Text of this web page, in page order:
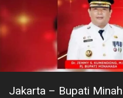
Jakarta – Bupati